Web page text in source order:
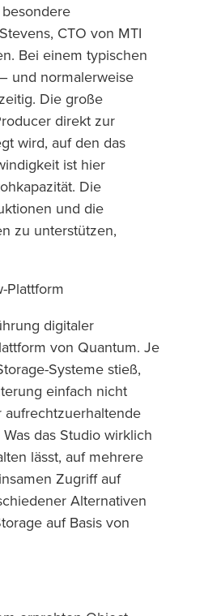
CTO von MTI
Bei einem typischen
und normalerweise
Die große
direkt zur
wird, auf den das
ist hier
Die
und die
zu unterstützen,
Plattform
digitaler
von Quantum. Je
Systeme stieß,
einfach nicht
das Studio wirklich
lässt, auf mehrere
Zugriff auf
Alternativen
auf Basis von